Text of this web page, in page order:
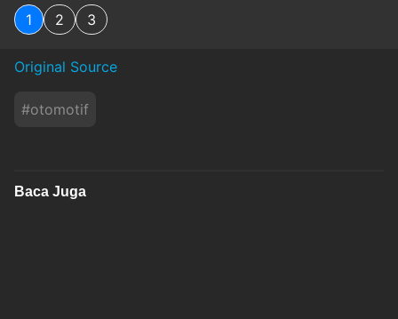
1 2 3
Original Source
#otomotif
Baca Juga